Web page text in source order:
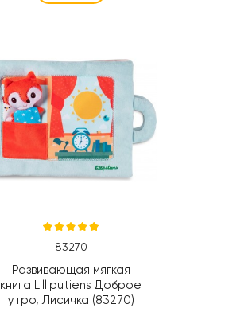
83270
Развивающая мягкая
книга Lilliputiens Доброе
утро, Лисичка (83270)